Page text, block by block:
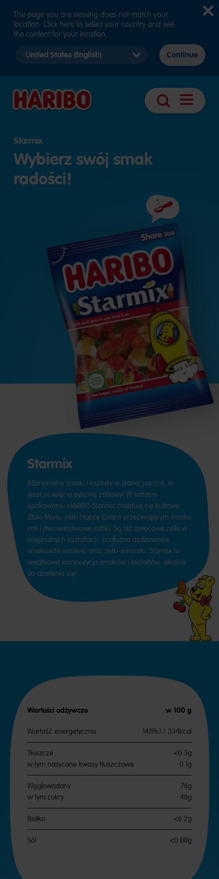
Szukaj
Otwórz
Starmix
Wybierz swój smak
radości!
Składniki
Starmix
Różnorodne smaki i kształty w jednej paczce, to
jeszcze więcej pysznej zabawy! W każdym
opakowaniu HARIBO Starmix znajdują się kultowe
Złote Misie, żelki Happy Cola o orzeźwiającym smaku
coli i dwuwarstwowe żabki. Są też owocowe żelki w
oryginalnych kształtach: podłużne dżdżownice,
smakowite wisienki oraz żelki-smoczki. Starmix to
wyjątkowa kompozycja smaków i kształtów, idealna
do dzielenia się!
Wartości odżywcze w 100 g
Wartość energetyczna 1419kJ / 334kcal
Tłuszcze
<0.5g
w tym nasycone kwasy tłuszczowe
0.1g
Węglowodany
76g
w tym cukry
48g
Białko <6.2g
Sól <0.08g
The page you are viewing does not match your
location. Click here to select your country and see
the content for your location.
country
Continue